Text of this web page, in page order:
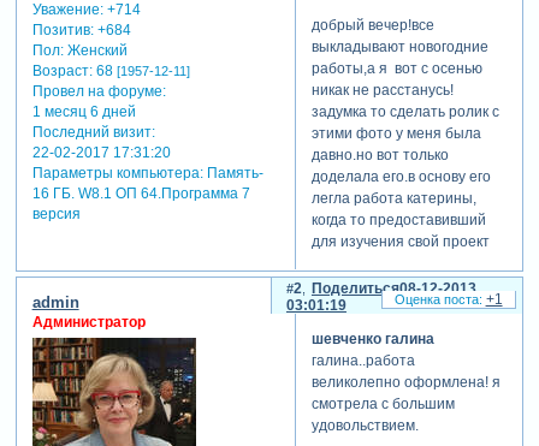
Уважение: +714
Позитив: +684
Пол:Женский
Возраст:68 [1957-12-11]
Провел на форуме:
1 месяц 6 дней
Последний визит:
22-02-2017 17:31:20
Параметры компьютера:Память-
16 ГБ. W8.1 ОП 64.Программа 7
версия
добрый вечер!все
выкладывают новогодние
работы,а я вот с осенью
никак не расстанусь!
задумка то сделать ролик с
этими фото у меня была
давно.но вот только
доделала его.в основу его
легла работа катерины,
когда то предоставивший
для изучения свой проект
решила его изучить!а тут
как раз моя женская
лес и наснимали много
фото. переделала на свой
лад,а заодно и в программе
еще многому
научилась.спасибо
Поделиться
2
08-12-2013
03:01:19
admin
Администратор
шевченко галина
галина..работа
великолепно оформлена! я
смотрела с большим
удовольствием.
+1